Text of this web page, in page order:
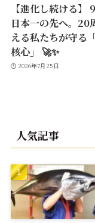
【進化し続ける】
日本一の先へ。20
える私たちが守る
核心」 🚀✨
2026年7月25日
人気記事